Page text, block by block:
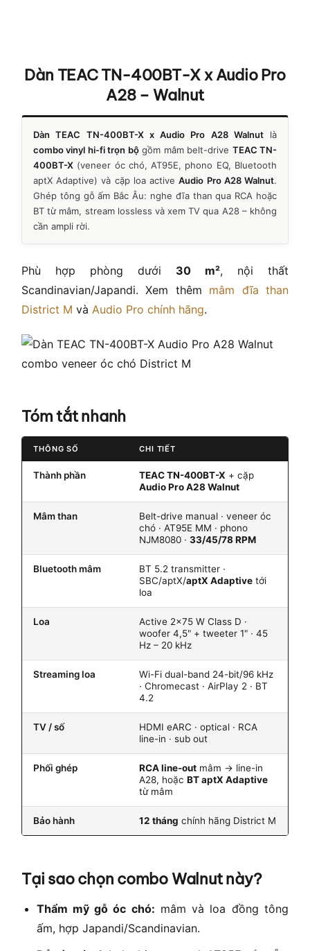
Dàn TEAC TN-400BT-X x Audio Pro
A28 – Walnut
Dàn TEAC TN-400BT-X x Audio Pro A28 Walnutlà
combo vinyl hi-fi trọn bộgồm mâm belt-drive TEAC TN-
400BT-X (veneer óc chó, AT95E, phono EQ, Bluetooth
aptX Adaptive) và cặp loa activeAudio Pro A28 Walnut.
Ghép tông gỗ ấm Bắc Âu: nghe đĩa than qua RCA hoặc
BT từ mâm, stream lossless và xem TV qua A28 – không
cần ampli rời.
Phù hợp phòng dưới 30 m², nội thất
Scandinavian/Japandi. Xem thêm mâm đĩa than
District M và Audio Pro chính hãng.
Tóm tắt nhanh
THÔNG SỐ CHI TIẾT
Thành phần TEAC TN-400BT-X + cặp
Audio Pro A28 Walnut
Mâm than
Belt-drive manual · veneer óc
chó · AT95E MM · phono
NJM8080 · 33/45/78 RPM
Bluetooth mâm
BT 5.2 transmitter ·
SBC/aptX/aptX Adaptive tới
loa
Loa
Active 2×75 W Class D ·
woofer 4,5" + tweeter 1" · 45
Hz – 20 kHz
Streaming loa
Wi-Fi dual-band 24-bit/96 kHz
· Chromecast · AirPlay 2 · BT
4.2
TV / số
HDMI eARC · optical · RCA
line-in · sub out
Phối ghép RCA line-out mâm → line-in
A28, hoặc BT aptX Adaptive
từ mâm
Bảo hành 12 tháng chính hãng District M
Tại sao chọn combo Walnut này?
Thẩm mỹ gỗ óc chó: mâm và loa đồng tông
ấm, hợp Japandi/Scandinavian.